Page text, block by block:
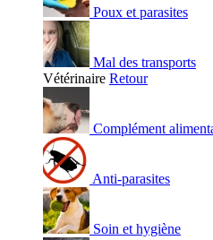
Poux et parasites
Mal des transports
Vétérinaire Retour
Complément
Anti-parasites
Soin et hygiène